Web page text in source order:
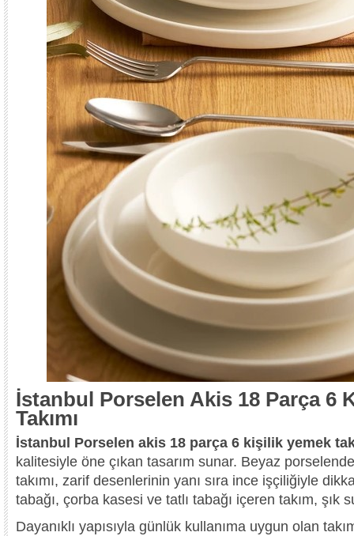
İstanbul Porselen Akis 18 Parça 6
Takımı
İstanbul Porselen akis 18 parça 6 kişilik yemek
kalitesiyle öne çıkan tasarım sunar. Beyaz
takımı, zarif desenlerinin yanı sıra ince işçiliğiyle
tabağı, çorba kasesi ve tatlı tabağı içeren takım, şık
Dayanıklı yapısıyla günlük kullanıma uygun olan